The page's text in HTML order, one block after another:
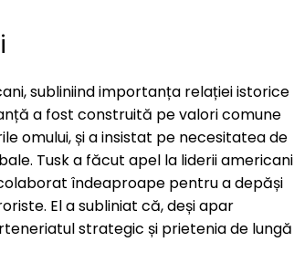
subliniind importanța relației istorice
a fost construită pe valori comune
omului, și a insistat pe necesitatea de
Tusk a făcut apel la liderii americani
îndeaproape pentru a depăși
El a subliniat că, deși apar
strategic și prietenia de lungă